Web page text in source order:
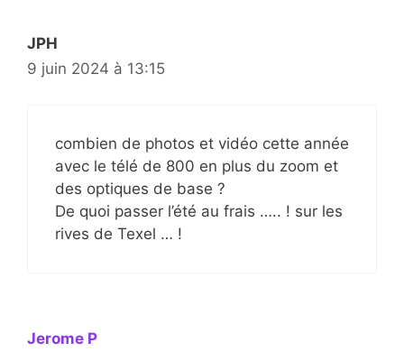
JPH
9 juin 2024 à 13:15
combien de photos et vidéo cette année
avec le télé de 800 en plus du zoom et
des optiques de base ?
De quoi passer l’été au frais ….. ! sur les
rives de Texel … !
Jerome P